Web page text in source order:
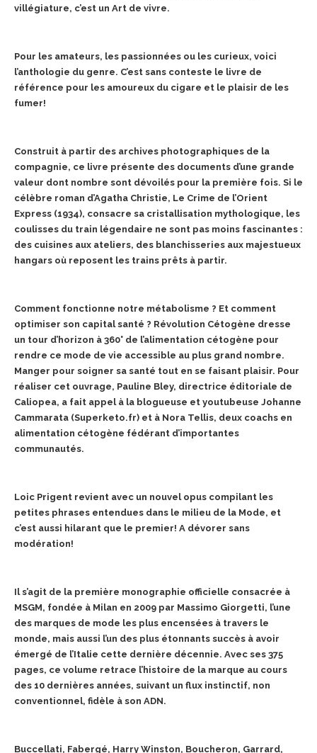
villégiature, c’est un Art de vivre.
Pour les amateurs, les passionnées ou les curieux, voici
l’anthologie du genre. C’est sans conteste le livre de
référence pour les amoureux du cigare et le plaisir de les
fumer!
Construit à partir des archives photographiques de la
compagnie, ce livre présente des documents d’une grande
valeur dont nombre sont dévoilés pour la première fois. Si le
célèbre roman d’Agatha Christie, Le Crime de l’Orient
Express (1934), consacre sa cristallisation mythologique, les
coulisses du train légendaire ne sont pas moins fascinantes :
des cuisines aux ateliers, des blanchisseries aux majestueux
hangars où reposent les trains prêts à partir.
Comment fonctionne notre métabolisme ? Et comment
optimiser son capital santé ? Révolution Cétogène dresse
un tour d’horizon à 360° de l’alimentation cétogène pour
rendre ce mode de vie accessible au plus grand nombre.
Manger pour soigner sa santé tout en se faisant plaisir. Pour
réaliser cet ouvrage, Pauline Bley, directrice éditoriale de
Caliopea, a fait appel à la blogueuse et youtubeuse Johanne
Cammarata (Superketo.fr) et à Nora Tellis, deux coachs en
alimentation cétogène fédérant d’importantes
communautés.
Loic Prigent revient avec un nouvel opus compilant les
petites phrases entendues dans le milieu de la Mode, et
c’est aussi hilarant que le premier! A dévorer sans
modération!
Il s’agit de la première monographie officielle consacrée à
MSGM, fondée à Milan en 2009 par Massimo Giorgetti, l’une
des marques de mode les plus encensées à travers le
monde, mais aussi l’un des plus étonnants succès à avoir
émergé de l’Italie cette dernière décennie. Avec ses 375
pages, ce volume retrace l’histoire de la marque au cours
des 10 dernières années, suivant un flux instinctif, non
conventionnel, fidèle à son ADN.
Buccellati, Fabergé, Harry Winston, Boucheron, Garrard,